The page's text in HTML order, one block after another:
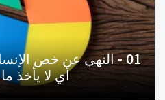
01 - النهي عن خص
أي لا يأخذ